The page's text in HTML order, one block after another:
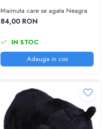
Maimuta care se agata Neagra
84,00 RON
IN STOC
Adauga in cos